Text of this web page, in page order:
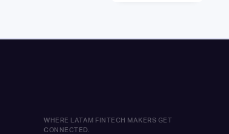
WHERE LATAM FINTECH MAKERS GET
CONNECTED.